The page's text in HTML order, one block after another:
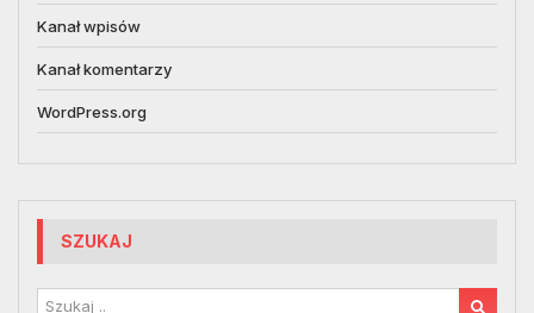
Kanał wpisów
Kanał komentarzy
WordPress.org
SZUKAJ